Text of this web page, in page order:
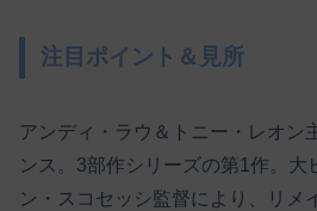
注目ポイント＆見所
アンディ・ラウ＆トニー・レオン
ンス。3部作シリーズの第1作。大
ン・スコセッシ監督により、リメ